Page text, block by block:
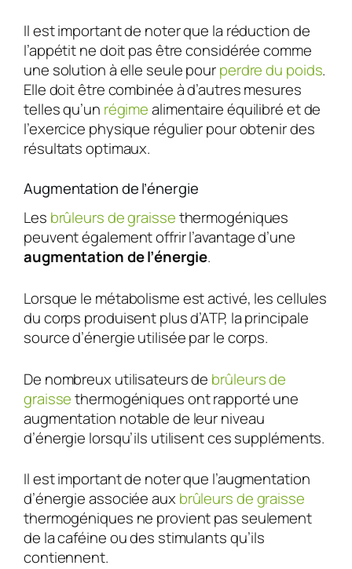
Il est important de noter que la réduction de
l’appétit ne doit pas être considérée comme
une solution à elle seule pourperdre du poids.
Elle doit être combinée à d’autres mesures
telles qu’un régimealimentaire équilibré et de
l’exercice physique régulier pour obtenir des
résultats optimaux.
Augmentation de l’énergie
Les brûleurs de graissethermogéniques
peuvent également offrir l’avantage d’une
augmentation de l’énergie.
Lorsque le métabolisme est activé, les cellules
du corps produisent plus d’ATP, la principale
source d’énergie utilisée par le corps.
De nombreux utilisateurs de brûleurs de
graissethermogéniques ont rapporté une
augmentation notable de leur niveau
d’énergie lorsqu’ils utilisent ces suppléments.
Il est important de noter que l’augmentation
d’énergie associée aux brûleurs de graisse
thermogéniques ne provient pas seulement
de la caféine ou des stimulants qu’ils
contiennent.